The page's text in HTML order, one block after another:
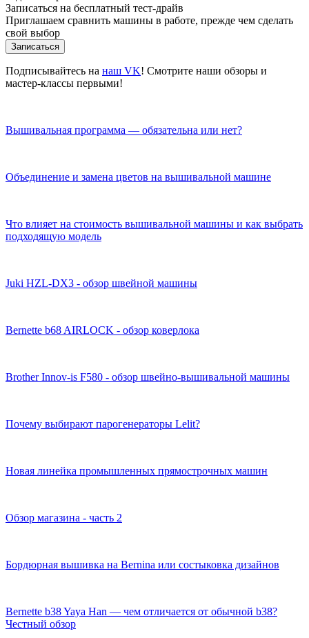
Записаться на бесплатный тест-драйв
Приглашаем сравнить машины в работе, прежде чем сделать
свой выбор
Записаться
Подписывайтесь на наш VK! Смотрите наши обзоры и
мастер-классы первыми!
Вышивальная программа — обязательна или нет?
Объединение и замена цветов на вышивальной машине
Что влияет на стоимость вышивальной машины и как выбрать
подходящую модель
Juki HZL-DX3 - обзор швейной машины
Bernette b68 AIRLOCK - обзор коверлока
Brother Innov-is F580 - обзор швейно-вышивальной машины
Почему выбирают парогенераторы Lelit?
Новая линейка промышленных прямострочных машин
Обзор магазина - часть 2
Бордюрная вышивка на Bernina или состыковка дизайнов
Bernette b38 Yaya Han — чем отличается от обычной b38?
Честный обзор